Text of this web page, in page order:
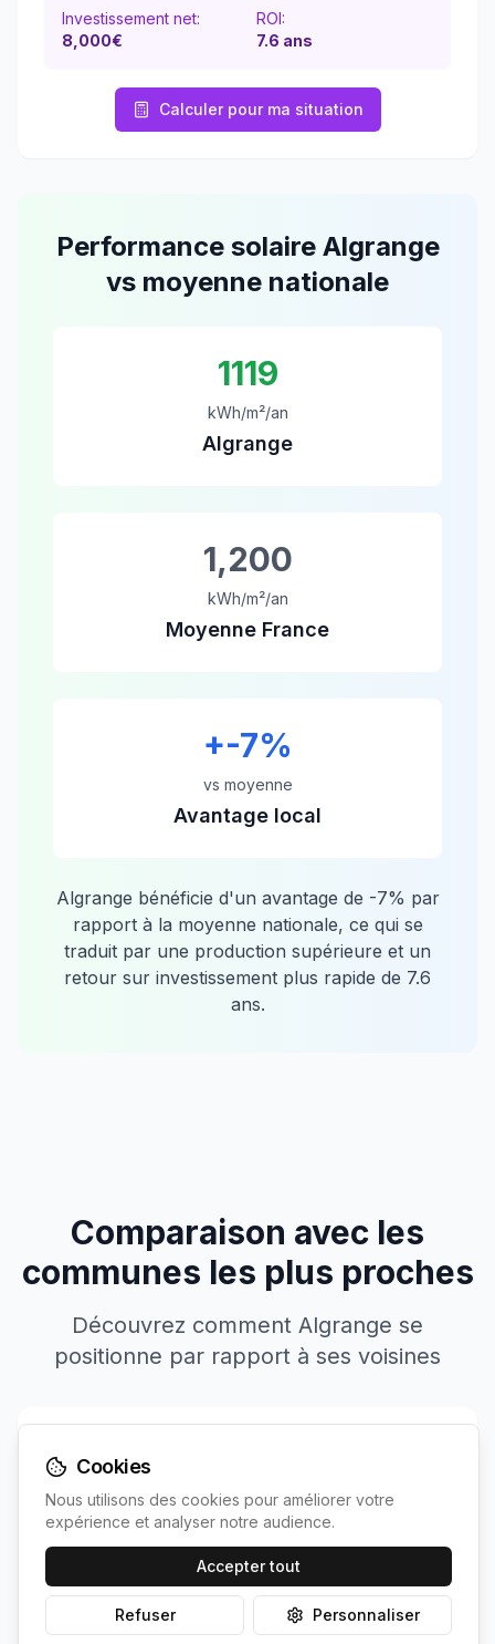
Investissement net:
8,000€
ROI:
7.6 ans
Calculer pour ma situation
Performance solaire Algrange
vs moyenne nationale
1119
kWh/m²/an
Algrange
1,200
kWh/m²/an
Moyenne France
+-7%
vs moyenne
Avantage local
Algrange bénéficie d'un avantage de -7% par
rapport à la moyenne nationale, ce qui se
traduit par une production supérieure et un
retour sur investissement plus rapide de 7.6
ans.
Comparaison avec les
communes les plus proches
Découvrez comment Algrange se
positionne par rapport à ses voisines
Commune
Votre
commune
Angevillers 1311
↘ kWh/m²
Cookies
Nous utilisons des cookies pour améliorer votre
expérience et analyser notre audience.
Accepter tout
Refuser Personnaliser